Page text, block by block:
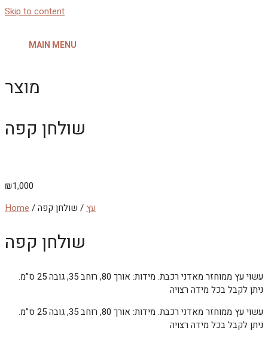
Skip to content
MAIN MENU
מוצר
שולחן קפה
₪1,000
Home / עץ / שולחן קפה
שולחן קפה
עשוי עץ ממוחזר מאדני רכבת. מידות: אורך 80, רוחב 35, גובה 25 ס”מ.
ניתן לקבל בכל מידה רצויה
עשוי עץ ממוחזר מאדני רכבת. מידות: אורך 80, רוחב 35, גובה 25 ס”מ.
ניתן לקבל בכל מידה רצויה